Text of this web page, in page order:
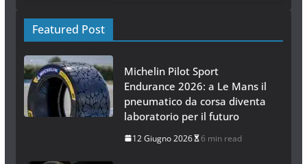
Featured Post
Michelin Pilot Sport
Endurance 2026: a Le Mans il
pneumatico da corsa diventa
laboratorio per il futuro
12 Giugno 2026 6 min read